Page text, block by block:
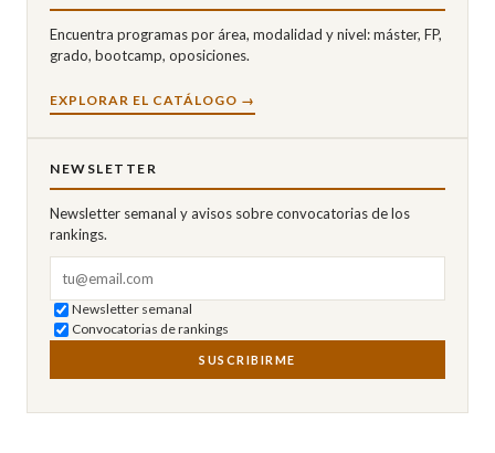
Encuentra programas por área, modalidad y nivel: máster, FP,
grado, bootcamp, oposiciones.
EXPLORAR EL CATÁLOGO →
NEWSLETTER
Newsletter semanal y avisos sobre convocatorias de los
rankings.
Newsletter semanal
Convocatorias de rankings
SUSCRIBIRME